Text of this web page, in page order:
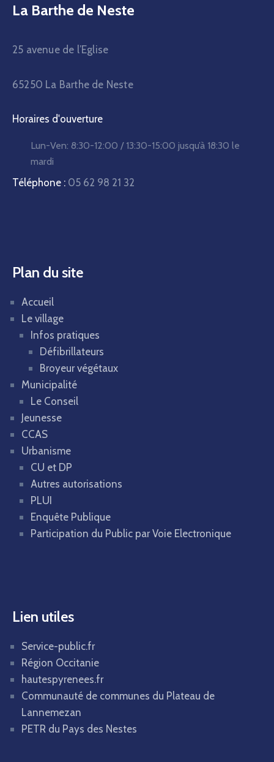
La Barthe de Neste
25 avenue de l’Eglise
65250 La Barthe de Neste
Horaires d'ouverture
Lun-Ven: 8:30-12:00 / 13:30-15:00 jusqu’à 18:30 le
mardi
Téléphone : 05 62 98 21 32
Plan du site
Accueil
Le village
Infos pratiques
Défibrillateurs
Broyeur végétaux
Municipalité
Le Conseil
Jeunesse
CCAS
Urbanisme
CU et DP
Autres autorisations
PLUI
Enquête Publique
Participation du Public par Voie Electronique
Lien utiles
Service-public.fr
Région Occitanie
hautespyrenees.fr
Communauté de communes du Plateau de
Lannemezan
PETR du Pays des Nestes